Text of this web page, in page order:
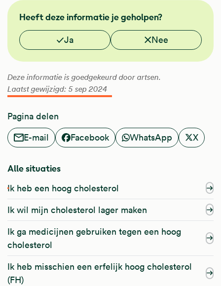
NHG
Heeft deze informatie je geholpen?
Vond je deze informatie nuttig?
Ja Nee
Deze informatie is goedgekeurd door artsen.
Laatst gewijzigd: 5 sep 2024
Pagina delen
E-mail
Facebook WhatsApp X
Alle situaties
Ik heb een hoog cholesterol
Ik wil mijn cholesterol lager maken
Ik ga medicijnen gebruiken tegen een hoog
cholesterol
Ik heb misschien een erfelijk hoog cholesterol
(FH)